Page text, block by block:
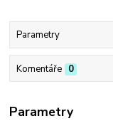
Parametry
Komentáře 0
Parametry